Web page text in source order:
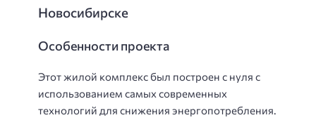
Новосибирске
Особенности проекта
Этот жилой комплекс был построен с нуля с
использованием самых современных
технологий для снижения энергопотребления.